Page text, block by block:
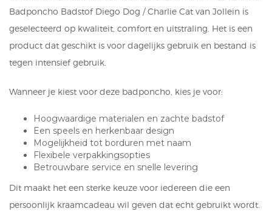
Badponcho Badstof Diego Dog / Charlie Cat van Jollein is
geselecteerd op kwaliteit, comfort en uitstraling. Het is een
product dat geschikt is voor dagelijks gebruik en bestand is
tegen intensief gebruik.
Wanneer je kiest voor deze badponcho, kies je voor:
Hoogwaardige materialen en zachte badstof
Een speels en herkenbaar design
Mogelijkheid tot borduren met naam
Flexibele verpakkingsopties
Betrouwbare service en snelle levering
Dit maakt het een sterke keuze voor iedereen die een
persoonlijk kraamcadeau wil geven dat echt gebruikt wordt.